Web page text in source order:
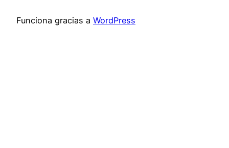
Funciona gracias a WordPress